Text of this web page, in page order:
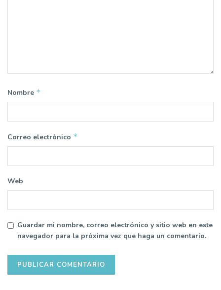
Nombre *
Correo electrónico *
Web
Guardar mi nombre, correo electrónico y sitio web en este
navegador para la próxima vez que haga un comentario.